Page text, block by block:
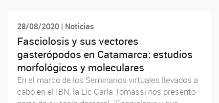
28/08/2020 | Noticias
Fasciolosis y sus vectores
gasterópodos en Catamarca: estudios
morfológicos y moleculares
En el marco de los Seminarios virtuales llevados a
cabo en el IBN, la Lic Carla Tomassi nos presento